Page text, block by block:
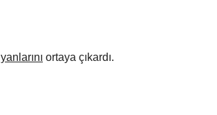
ortaya çıkardı.